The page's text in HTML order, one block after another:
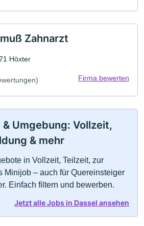
Zahnarzt
Höxter
Firma bewerten
& Umgebung: Vollzeit,
& mehr
in Vollzeit, Teilzeit, zur
Minijob – auch für Quereinsteiger
Einfach filtern und bewerben.
Jetzt alle Jobs in Dassel ansehen